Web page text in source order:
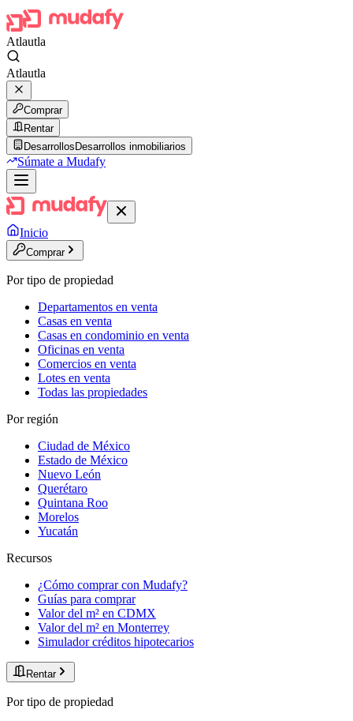
Atlautla
Atlautla
Comprar
Rentar
Desarrollos Desarrollos inmobiliarios
Súmate a Mudafy
Inicio
Comprar
Por tipo de propiedad
Departamentos en venta
Casas en venta
Casas en condominio en venta
Oficinas en venta
Comercios en venta
Lotes en venta
Todas las propiedades
Por región
Ciudad de México
Estado de México
Nuevo León
Querétaro
Quintana Roo
Morelos
Yucatán
Recursos
¿Cómo comprar con Mudafy?
Guías para comprar
Valor del m² en CDMX
Valor del m² en Monterrey
Simulador créditos hipotecarios
Rentar
Por tipo de propiedad